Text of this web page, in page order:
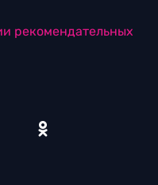
рекомендательных